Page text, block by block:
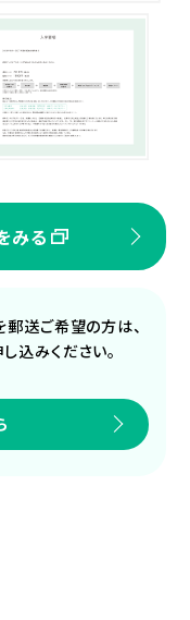
みる
郵送ご希望の方は、
込みください。